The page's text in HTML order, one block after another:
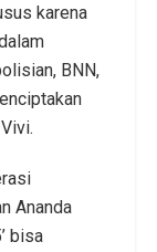
karena
BNN,
Ananda
bisa